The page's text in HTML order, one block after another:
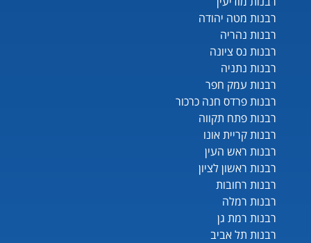
רבנות מטה יהודה
רבנות נהריה
רבנות נס ציונה
רבנות נתניה
רבנות עמק חפר
רבנות פרדס חנה כרכור
רבנות פתח תקווה
רבנות קריית אונו
רבנות ראש העין
רבנות ראשון לציון
רבנות רחובות
רבנות רמלה
רבנות רמת גן
רבנות תל אביב